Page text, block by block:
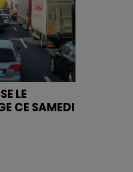
LE
CE SAMEDI